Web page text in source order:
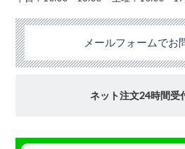
メールフォームでお
ネット注文24時間受